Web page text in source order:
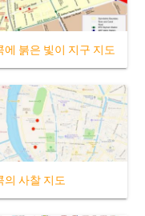
에 붉은 빛이 지구 지도
의 사찰 지도